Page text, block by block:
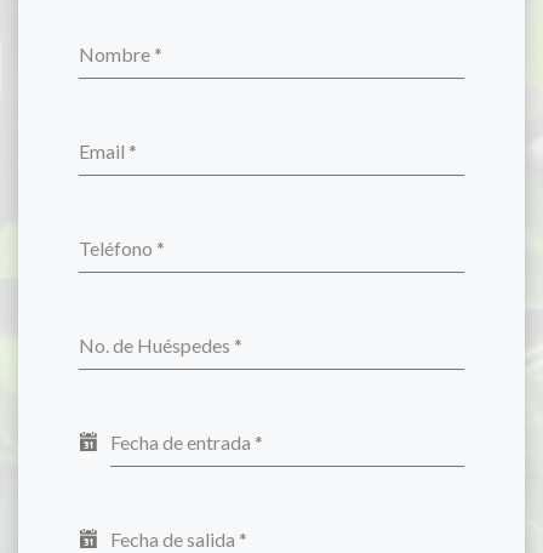
Nombre *
Email *
Teléfono *
No. de Huéspedes *
Fecha de entrada *
Fecha de salida *